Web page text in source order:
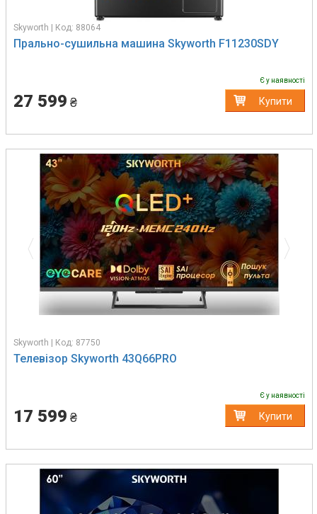
Skyworth | Код: 88064
Прально-сушильна машина Skyworth F11230SDY
Є у наявності
27 599 ₴ Купити
Previous
Skyworth | Код: 87750
Телевізор Skyworth 43Q66PRO
Є у наявності
17 599 ₴ Купити